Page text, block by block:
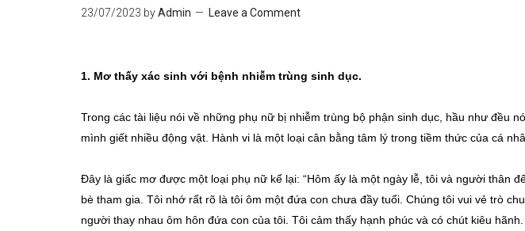
23/07/2023 byAdmin Leave a Comment
1. Mơ thấy xác sinh với bệnh nhiễm trùng sinh dục.
Trong các tài liệu nói về những phụ nữ bị nhiễm trùng bộ phận sinh dục, hầu như đều
mình giết nhiều động vật. Hành vi là một loại cân bằng tâm lý trong tiềm thức của cá
Đây là giấc mơ được một loại phụ nữ kể lại: “Hôm ấy là một ngày lễ, tôi và người thân
bè tham gia. Tôi nhớ rất rõ là tôi ôm một đứa con chưa đầy tuổi. Chúng tôi vui vẻ trò
người thay nhau ôm hôn đứa con của tôi. Tôi cảm thấy hạnh phúc và có chút kiêu